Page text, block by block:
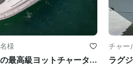
様
忘れられないカボの最高級ヨットチャーター — 35フィートのシーレイ体験
チャー